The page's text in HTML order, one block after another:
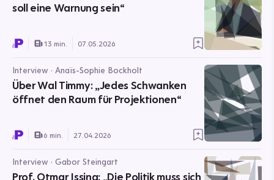
soll eine Warnung sein“
13 min. 07.05.2026
Interview · Anaïs-Sophie Bockholt
Über Wal Timmy: „Jedes Schwanken
öffnet den Raum für Projektionen“
6 min. 27.04.2026
Interview · Gabor Steingart
Prof. Otmar Issing: „Die Politik muss sich